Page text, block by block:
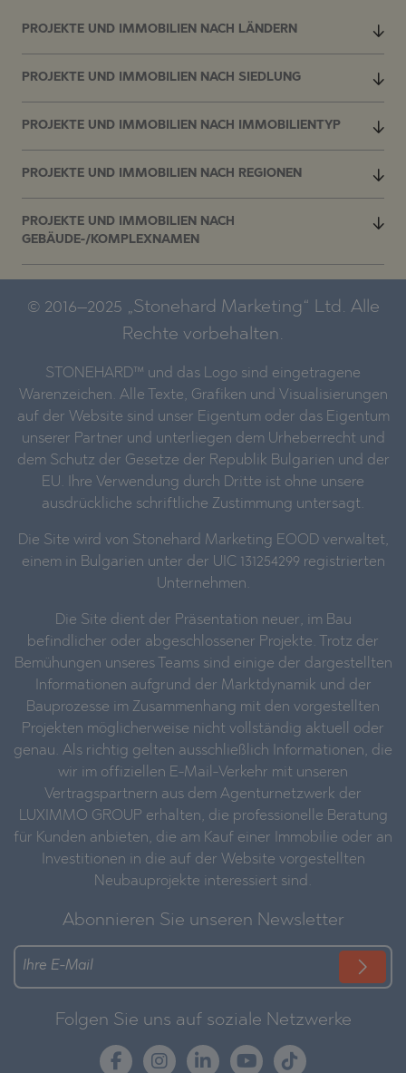
PROJEKTE UND IMMOBILIEN NACH LÄNDERN
PROJEKTE UND IMMOBILIEN NACH SIEDLUNG
PROJEKTE UND IMMOBILIEN NACH IMMOBILIENTYP
PROJEKTE UND IMMOBILIEN NACH REGIONEN
PROJEKTE UND IMMOBILIEN NACH
GEBÄUDE-/KOMPLEXNAMEN
© 2016–2025 „Stonehard Marketing“ Ltd. Alle
Rechte vorbehalten.
STONEHARD™ und das Logo sind eingetragene
Warenzeichen. Alle Texte, Grafiken und Visualisierungen
auf der Website sind unser Eigentum oder das Eigentum
unserer Partner und unterliegen dem Urheberrecht und
dem Schutz der Gesetze der Republik Bulgarien und der
EU. Ihre Verwendung durch Dritte ist ohne unsere
ausdrückliche schriftliche Zustimmung untersagt.
Die Site wird von Stonehard Marketing EOOD verwaltet,
einem in Bulgarien unter der UIC 131254299 registrierten
Unternehmen.
Die Site dient der Präsentation neuer, im Bau
befindlicher oder abgeschlossener Projekte. Trotz der
Bemühungen unseres Teams sind einige der dargestellten
Informationen aufgrund der Marktdynamik und der
Bauprozesse im Zusammenhang mit den vorgestellten
Projekten möglicherweise nicht vollständig aktuell oder
genau. Als richtig gelten ausschließlich Informationen, die
wir im offiziellen E-Mail-Verkehr mit unseren
Vertragspartnern aus dem Agenturnetzwerk der
LUXIMMO GROUP erhalten, die professionelle Beratung
für Kunden anbieten, die am Kauf einer Immobilie oder an
Investitionen in die auf der Website vorgestellten
Neubauprojekte interessiert sind.
Abonnieren Sie unseren Newsletter
Folgen Sie uns auf soziale Netzwerke